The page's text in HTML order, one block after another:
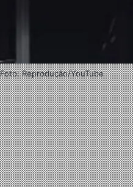
Foto: Reprodução/YouTube